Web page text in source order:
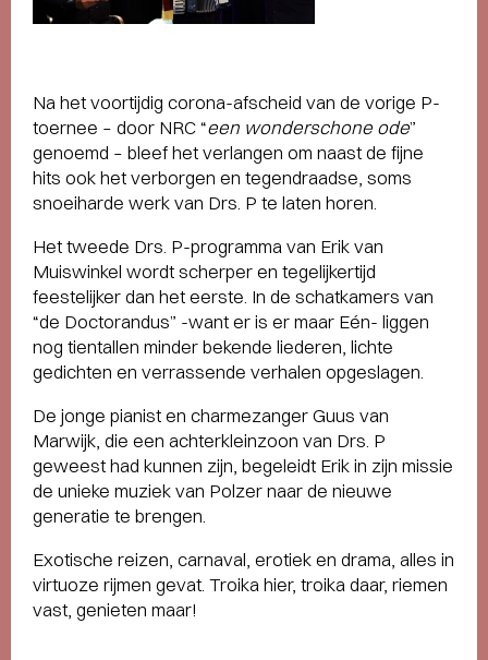
Na het voortijdig corona-afscheid van de vorige P-
toernee – door NRC “een wonderschone ode”
genoemd – bleef het verlangen om naast de fijne
hits ook het verborgen en tegendraadse, soms
snoeiharde werk van Drs. P te laten horen.
Het tweede Drs. P-programma van Erik van
Muiswinkel wordt scherper en tegelijkertijd
feestelijker dan het eerste. In de schatkamers van
“de Doctorandus” -want er is er maar Eén- liggen
nog tientallen minder bekende liederen, lichte
gedichten en verrassende verhalen opgeslagen.
De jonge pianist en charmezanger Guus van
Marwijk, die een achterkleinzoon van Drs. P
geweest had kunnen zijn, begeleidt Erik in zijn missie
de unieke muziek van Polzer naar de nieuwe
generatie te brengen.
Exotische reizen, carnaval, erotiek en drama, alles in
virtuoze rijmen gevat. Troika hier, troika daar, riemen
vast, genieten maar!